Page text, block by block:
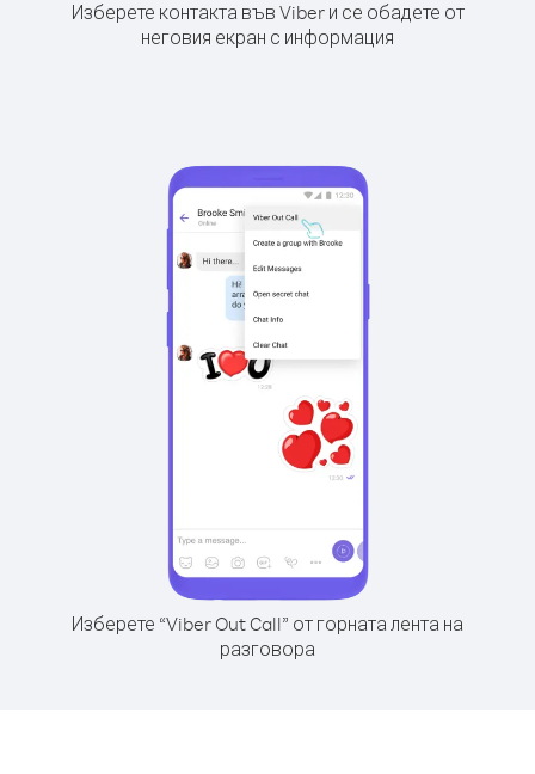
Изберете контакта във Viber и се обадете от
неговия екран с информация
Изберете “Viber Out Call” от горната лента на
разговора